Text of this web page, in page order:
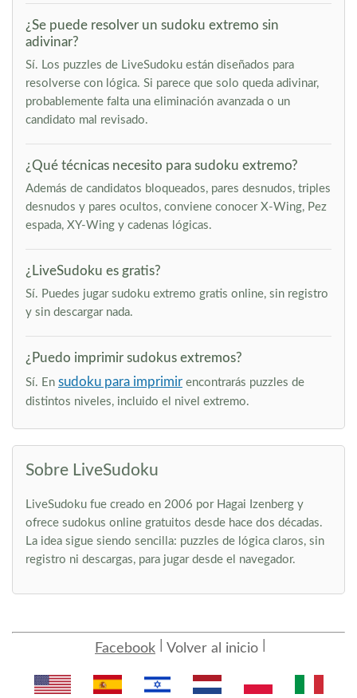
¿Se puede resolver un sudoku extremo sin
adivinar?
Sí. Los puzzles de LiveSudoku están diseñados para
resolverse con lógica. Si parece que solo queda adivinar,
probablemente falta una eliminación avanzada o un
candidato mal revisado.
¿Qué técnicas necesito para sudoku extremo?
Además de candidatos bloqueados, pares desnudos, triples
desnudos y pares ocultos, conviene conocer X-Wing, Pez
espada, XY-Wing y cadenas lógicas.
¿LiveSudoku es gratis?
Sí. Puedes jugar sudoku extremo gratis online, sin registro
y sin descargar nada.
¿Puedo imprimir sudokus extremos?
Sí. En sudoku para imprimir encontrarás puzzles de
distintos niveles, incluido el nivel extremo.
Sobre LiveSudoku
LiveSudoku fue creado en 2006 por Hagai Izenberg y
ofrece sudokus online gratuitos desde hace dos décadas.
La idea sigue siendo sencilla: puzzles de lógica claros, sin
registro ni descargas, para jugar desde el navegador.
Facebook Volver al inicio